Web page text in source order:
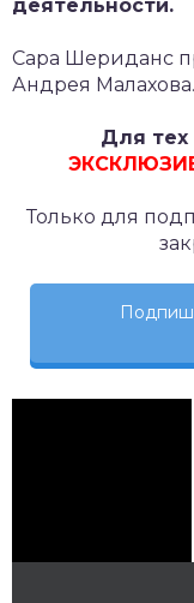
деятельности.
Сара Шериданс
Андрея Малахова.
Для тех
Только для